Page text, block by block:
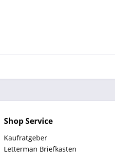
Shop Service
Kaufratgeber
Letterman Briefkasten